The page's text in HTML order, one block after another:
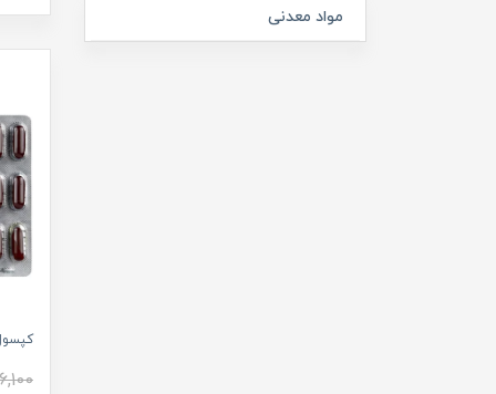
مواد معدنی